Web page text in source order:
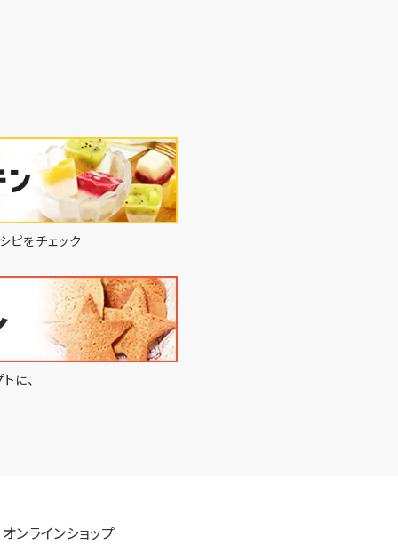
ピをチェック
に、
オンラインショップ